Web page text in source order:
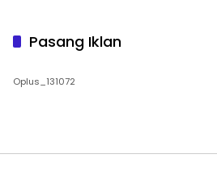
Pasang Iklan
Oplus_131072